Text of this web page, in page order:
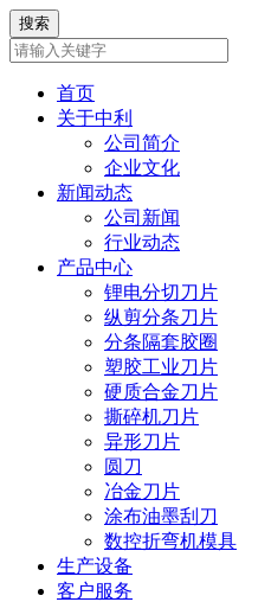
首页
关于中利
公司简介
企业文化
新闻动态
公司新闻
行业动态
产品中心
锂电分切刀片
纵剪分条刀片
分条隔套胶圈
塑胶工业刀片
硬质合金刀片
撕碎机刀片
异形刀片
圆刀
冶金刀片
涂布油墨刮刀
数控折弯机模具
生产设备
客户服务